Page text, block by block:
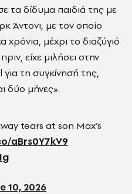
τα δίδυμα παιδιά της με
Άντονι, με τον οποίο
μέχρι το διαζύγιό
είχε μιλήσει στην
τη συγκίνησή της,
δύο μήνες».
tears at son Max’s
aBrs0Y7kV9
10, 2026